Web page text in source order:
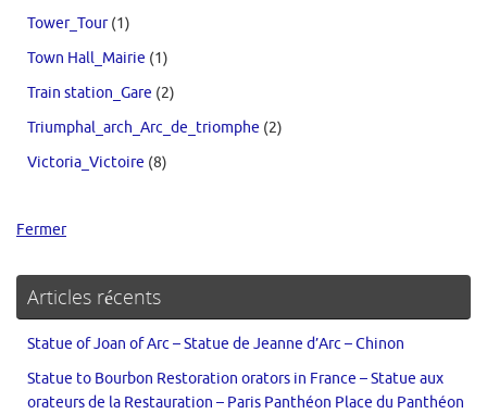
Tower_Tour(1)
Town Hall_Mairie (1)
Train station_Gare (2)
Triumphal_arch_Arc_de_triomphe (2)
Victoria_Victoire (8)
Fermer
Articles récents
Statue of Joan of Arc – Statue de Jeanne d’Arc – Chinon
Statue to Bourbon Restoration orators in France – Statue aux
orateurs de la Restauration – Paris Panthéon Place du Panthéon